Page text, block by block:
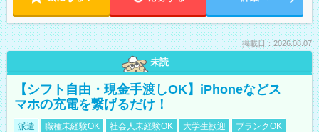
掲載日：2026.08.07
未読
【シフト自由・現金手渡しOK】iPhoneなどス
マホの充電を繋げるだけ！
派遣 職種未経験OK 社会人未経験OK 大学生歓迎
ブランクOK